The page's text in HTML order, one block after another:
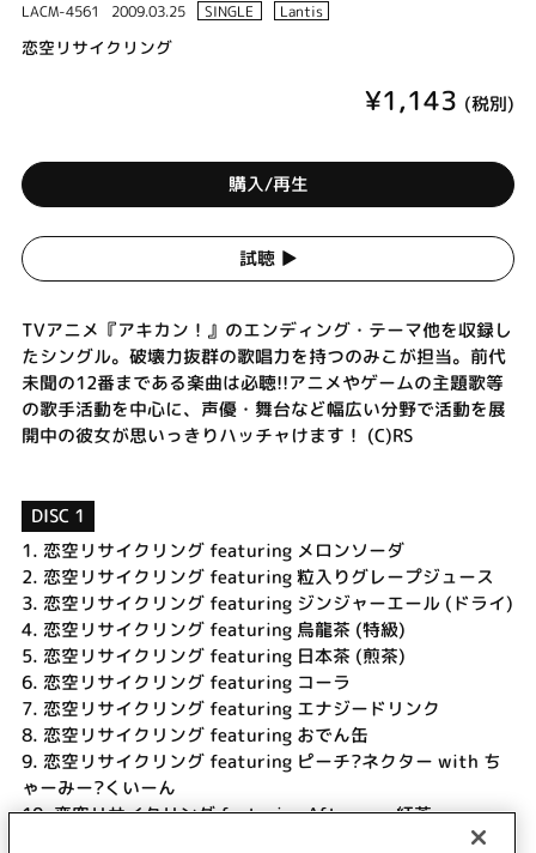
LACM-4561 2009.03.25 SINGLE Lantis
恋空リサイクリング
¥1,143 (税別)
購入/再生
試聴 ▶︎
TVアニメ『アキカン！』のエンディング・テーマ他を収録し
たシングル。破壊力抜群の歌唱力を持つのみこが担当。前代
未聞の12番まである楽曲は必聴!!アニメやゲームの主題歌等
の歌手活動を中心に、声優・舞台など幅広い分野で活動を展
開中の彼女が思いっきりハッチャけます！ (C)RS
DISC 1
1. 恋空リサイクリング featuring メロンソーダ
2. 恋空リサイクリング featuring 粒入りグレープジュース
3. 恋空リサイクリング featuring ジンジャーエール (ドライ)
4. 恋空リサイクリング featuring 烏龍茶 (特級)
5. 恋空リサイクリング featuring 日本茶 (煎茶)
6. 恋空リサイクリング featuring コーラ
7. 恋空リサイクリング featuring エナジードリンク
8. 恋空リサイクリング featuring おでん缶
9. 恋空リサイクリング featuring ピーチ?ネクター with ち
ゃーみー?くいーん
10.恋空リサイクリング featuring Afternoon紅茶
恋空リサイクリング featuring コーヒー (ブラック,無糖)